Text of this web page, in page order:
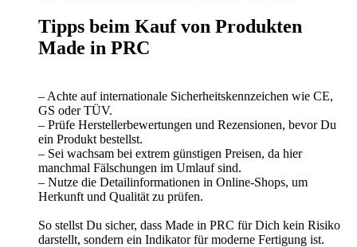
Tipps beim Kauf von Produkten
Made in PRC
– Achte auf internationale Sicherheitskennzeichen wie CE,
GS oder TÜV.
– Prüfe Herstellerbewertungen und Rezensionen, bevor Du
ein Produkt bestellst.
– Sei wachsam bei extrem günstigen Preisen, da hier
manchmal Fälschungen im Umlauf sind.
– Nutze die Detailinformationen in Online-Shops, um
Herkunft und Qualität zu prüfen.
So stellst Du sicher, dass Made in PRC für Dich kein Risiko
darstellt, sondern ein Indikator für moderne Fertigung ist.